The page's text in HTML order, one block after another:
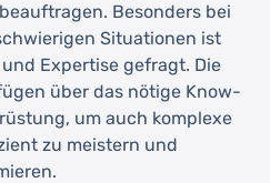
Besonders bei
Situationen ist
Expertise gefragt. Die
über das nötige Know-
um auch komplexe
zu meistern und